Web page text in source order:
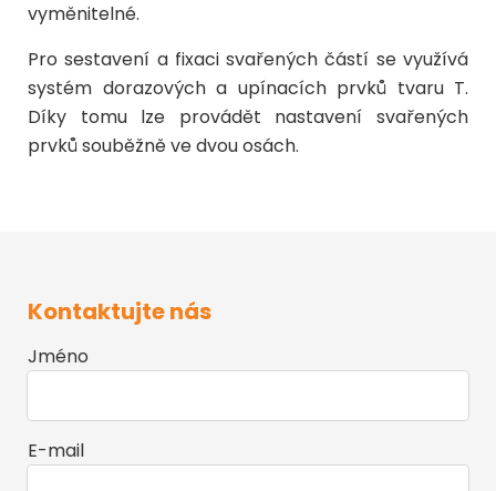
vyměnitelné.
Pro sestavení a fixaci svařených částí se využívá
systém dorazových a upínacích prvků tvaru T.
Díky tomu lze provádět nastavení svařených
prvků souběžně ve dvou osách.
Kontaktujte nás
Jméno
E-mail